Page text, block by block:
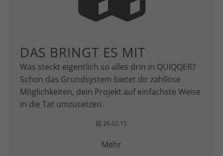
DAS BRINGT ES MIT
Was steckt eigentlich so alles drin in QUIQQER?
Schon das Grundsystem bietet dir zahllose
Möglichkeiten, dein Projekt auf einfachste Weise
in die Tat umzusetzen.
26.02.15
Mehr